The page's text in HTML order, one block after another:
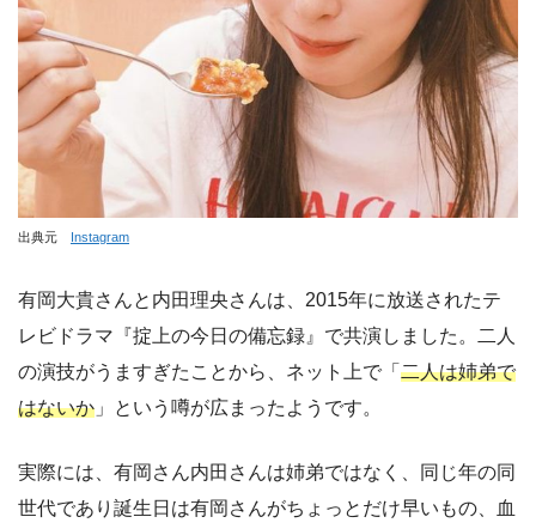
出典元 Instagram
有岡大貴さんと内田理央さんは、2015年に放送されたテ
レビドラマ『掟上の今日の備忘録』で共演しました。二人
の演技がうますぎたことから、ネット上で「 二人は姉弟で
はないか 」という噂が広まったようです。
実際には、有岡さん内田さんは姉弟ではなく、同じ年の同
世代であり誕生日は有岡さんがちょっとだけ早いもの、血